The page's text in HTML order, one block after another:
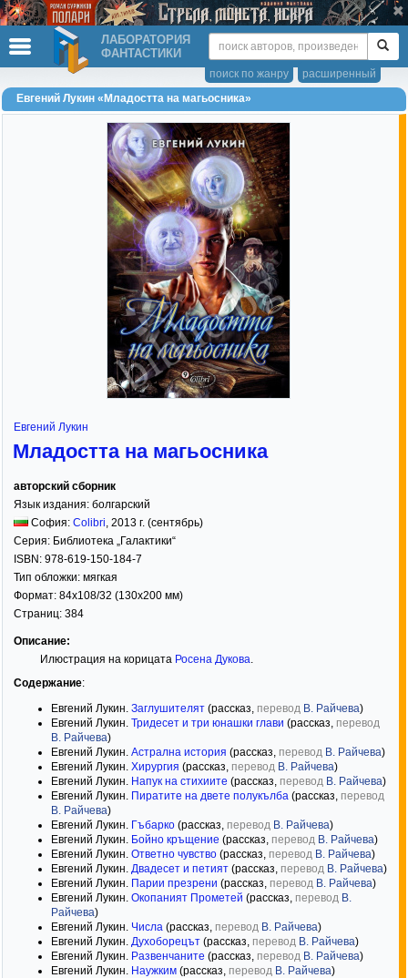
ЛАБОРАТОРИЯ
ФАНТАСТИКИ
расширенный
поиск по жанру
Евгений Лукин «Младостта на магьосника»
Евгений Лукин
Младостта на магьосника
авторский сборник
Язык издания: болгарский
София: Colibri, 2013 г. (сентябрь)
Серия: Библиотека „Галактики“
ISBN: 978-619-150-184-7
Тип обложки: мягкая
Формат: 84x108/32 (130x200 мм)
Страниц: 384
Описание:
Илюстрация на корицата Росена Дукова.
Содержание:
Евгений Лукин. Заглушителят (рассказ, перевод В. Райчева)
Евгений Лукин. Тридесет и три юнашки глави (рассказ, перевод
В. Райчева)
Евгений Лукин. Астрална история (рассказ, перевод В. Райчева)
Евгений Лукин. Хирургия (рассказ, перевод В. Райчева)
Евгений Лукин. Напук на стихиите (рассказ, перевод В. Райчева)
Евгений Лукин. Пиратите на двете полукълба (рассказ, перевод
В. Райчева)
Евгений Лукин. Гъбарко (рассказ, перевод В. Райчева)
Евгений Лукин. Бойно кръщение (рассказ, перевод В. Райчева)
Евгений Лукин. Ответно чувство (рассказ, перевод В. Райчева)
Евгений Лукин. Двадесет и петият (рассказ, перевод В. Райчева)
Евгений Лукин. Парии презрени (рассказ, перевод В. Райчева)
Евгений Лукин. Окопаният Прометей (рассказ, перевод В.
Райчева)
Евгений Лукин. Числа (рассказ, перевод В. Райчева)
Евгений Лукин. Духоборецът (рассказ, перевод В. Райчева)
Евгений Лукин. Развенчаните (рассказ, перевод В. Райчева)
Евгений Лукин. Наужким (рассказ, перевод В. Райчева)